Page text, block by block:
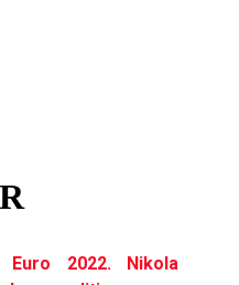
Euro 2022. Nikola